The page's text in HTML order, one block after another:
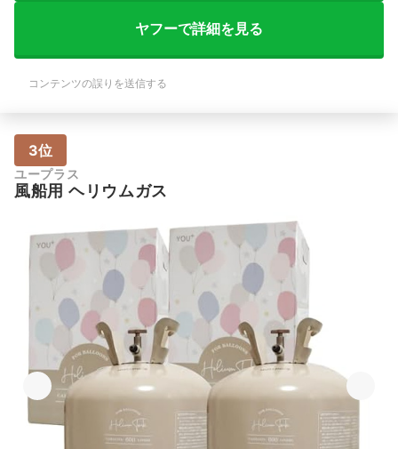
ヤフーで詳細を見る
コンテンツの誤りを送信する
3位
ユープラス
風船用 ヘリウムガス